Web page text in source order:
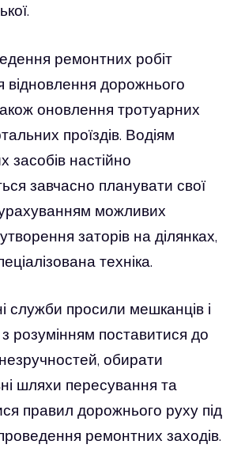
ремонтних робіт
відновлення дорожнього
оновлення тротуарних
проїздів. Водіям
засобів настійно
завчасно планувати свої
можливих
заторів на ділянках,
техніка.
служби просили мешканців і
з розумінням поставитися до
обирати
шляхи пересування та
правил дорожнього руху під
ремонтних заходів.